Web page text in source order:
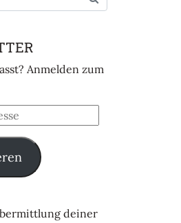
Anmelden zum
deiner